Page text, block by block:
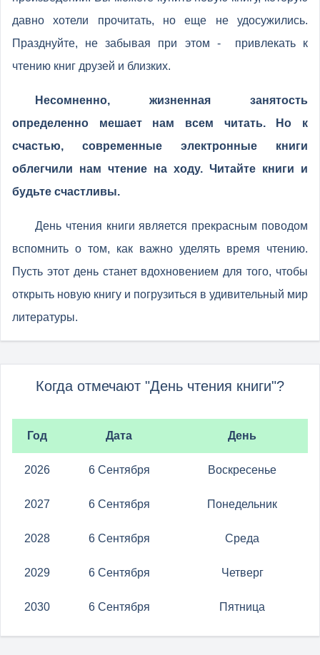
давно хотели прочитать, но еще не удосужились.
Празднуйте, не забывая при этом - привлекать к
чтению книг друзей и близких.
Несомненно, жизненная занятость
определенно мешает нам всем читать. Но к
счастью, современные электронные книги
облегчили нам чтение на ходу. Читайте книги и
будьте счастливы.
День чтения книги является прекрасным поводом
вспомнить о том, как важно уделять время чтению.
Пусть этот день станет вдохновением для того, чтобы
открыть новую книгу и погрузиться в удивительный мир
литературы.
Когда отмечают "День чтения книги"?
Год Дата День
2026 6 Сентября Воскресенье
2027 6 Сентября Понедельник
2028 6 Сентября Среда
2029 6 Сентября Четверг
2030 6 Сентября Пятница